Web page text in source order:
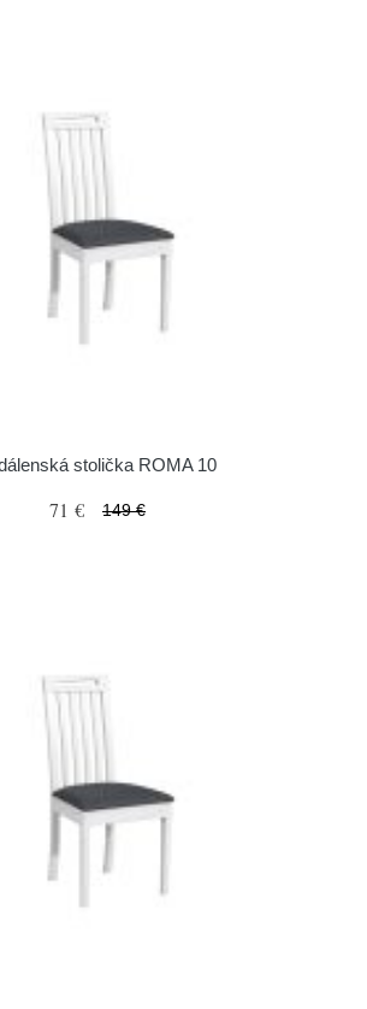
stolička ROMA 10
71 € 149 €